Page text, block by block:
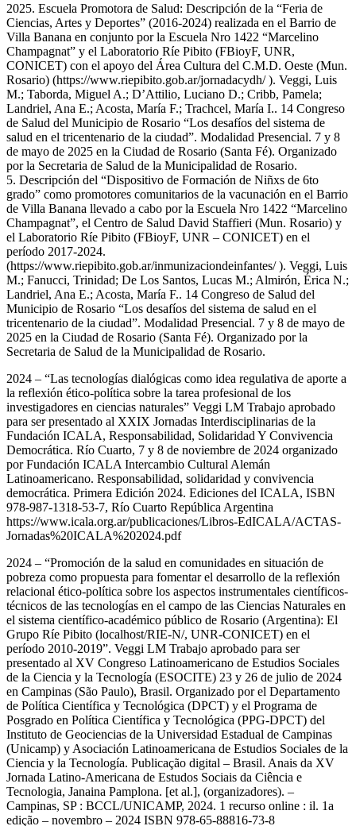
2025. Escuela Promotora de Salud: Descripción de la “Feria de
Ciencias, Artes y Deportes” (2016-2024) realizada en el Barrio de
Villa Banana en conjunto por la Escuela Nro 1422 “Marcelino
Champagnat” y el Laboratorio Ríe Pibito (FBioyF, UNR,
CONICET) con el apoyo del Área Cultura del C.M.D. Oeste (Mun.
Rosario) (https://www.riepibito.gob.ar/jornadacydh/ ). Veggi, Luis
M.; Taborda, Miguel A.; D’Attilio, Luciano D.; Cribb, Pamela;
Landriel, Ana E.; Acosta, María F.; Trachcel, María I.. 14 Congreso
de Salud del Municipio de Rosario “Los desafíos del sistema de
salud en el tricentenario de la ciudad”. Modalidad Presencial. 7 y 8
de mayo de 2025 en la Ciudad de Rosario (Santa Fé). Organizado
por la Secretaria de Salud de la Municipalidad de Rosario.
5. Descripción del “Dispositivo de Formación de Niñxs de 6to
grado” como promotores comunitarios de la vacunación en el Barrio
de Villa Banana llevado a cabo por la Escuela Nro 1422 “Marcelino
Champagnat”, el Centro de Salud David Staffieri (Mun. Rosario) y
el Laboratorio Ríe Pibito (FBioyF, UNR – CONICET) en el
período 2017-2024.
(https://www.riepibito.gob.ar/inmunizaciondeinfantes/ ). Veggi, Luis
M.; Fanucci, Trinidad; De Los Santos, Lucas M.; Almirón, Érica N.;
Landriel, Ana E.; Acosta, María F.. 14 Congreso de Salud del
Municipio de Rosario “Los desafíos del sistema de salud en el
tricentenario de la ciudad”. Modalidad Presencial. 7 y 8 de mayo de
2025 en la Ciudad de Rosario (Santa Fé). Organizado por la
Secretaria de Salud de la Municipalidad de Rosario.
2024 – “Las tecnologías dialógicas como idea regulativa de aporte a
la reflexión ético-política sobre la tarea profesional de los
investigadores en ciencias naturales” Veggi LM Trabajo aprobado
para ser presentado al XXIX Jornadas Interdisciplinarias de la
Fundación ICALA, Responsabilidad, Solidaridad Y Convivencia
Democrática. Río Cuarto, 7 y 8 de noviembre de 2024 organizado
por Fundación ICALA Intercambio Cultural Alemán
Latinoamericano. Responsabilidad, solidaridad y convivencia
democrática. Primera Edición 2024. Ediciones del ICALA, ISBN
978-987-1318-53-7, Río Cuarto República Argentina
https://www.icala.org.ar/publicaciones/Libros-EdICALA/ACTAS-
Jornadas%20ICALA%202024.pdf
2024 – “Promoción de la salud en comunidades en situación de
pobreza como propuesta para fomentar el desarrollo de la reflexión
relacional ético-política sobre los aspectos instrumentales científicos-
técnicos de las tecnologías en el campo de las Ciencias Naturales en
el sistema científico-académico público de Rosario (Argentina): El
Grupo Ríe Pibito (localhost/RIE-N/, UNR-CONICET) en el
período 2010-2019”. Veggi LM Trabajo aprobado para ser
presentado al XV Congreso Latinoamericano de Estudios Sociales
de la Ciencia y la Tecnología (ESOCITE) 23 y 26 de julio de 2024
en Campinas (São Paulo), Brasil. Organizado por el Departamento
de Política Científica y Tecnológica (DPCT) y el Programa de
Posgrado en Política Científica y Tecnológica (PPG-DPCT) del
Instituto de Geociencias de la Universidad Estadual de Campinas
(Unicamp) y Asociación Latinoamericana de Estudios Sociales de la
Ciencia y la Tecnología. Publicação digital – Brasil. Anais da XV
Jornada Latino-Americana de Estudos Sociais da Ciência e
Tecnologia, Janaina Pamplona. [et al.], (organizadores). –
Campinas, SP : BCCL/UNICAMP, 2024. 1 recurso online : il. 1a
edição – novembro – 2024 ISBN 978-65-88816-73-8